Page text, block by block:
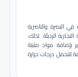
البصرة والناصرية
الرديئة. لذلك،
بإضافة مواد مثبتة
درجات حرارة